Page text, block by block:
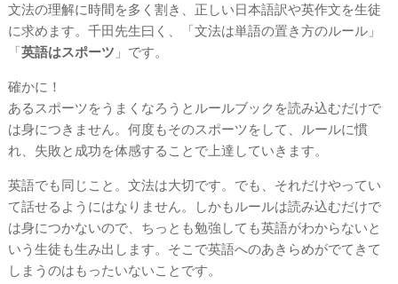
文法の理解に時間を多く割き、正しい日本語訳や英作文を生徒
に求めます。千田先生曰く、「文法は単語の置き方のルール」
「英語はスポーツ 」です。
確かに！
あるスポーツをうまくなろうとルールブックを読み込むだけで
は身につきません。何度もそのスポーツをして、ルールに慣
れ、失敗と成功を体感することで上達していきます。
英語でも同じこと。文法は大切です。でも、それだけやってい
て話せるようにはなりません。しかもルールは読み込むだけで
は身につかないので、ちっとも勉強しても英語がわからないと
いう生徒も生み出します。そこで英語へのあきらめがでてきて
しまうのはもったいないことです。